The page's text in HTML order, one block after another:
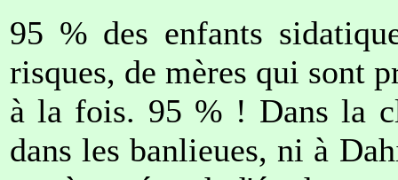
95 % des enfants
risques, de mères qui sont
à la fois. 95 % ! Dans la
dans les banlieues, ni à